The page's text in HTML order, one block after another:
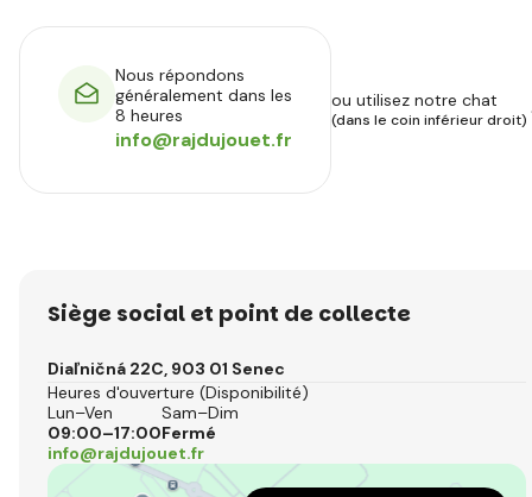
Nous répondons
généralement dans les
8 heures
info@rajdujouet.fr
ou utilisez notre chat
(dans le coin inférieur droit)
Siège social et point de collecte
Diaľničná 22C, 903 01 Senec
Heures d'ouverture (Disponibilité)
Lun–Ven
09:00–17:00
Sam–Dim
Fermé
info@rajdujouet.fr